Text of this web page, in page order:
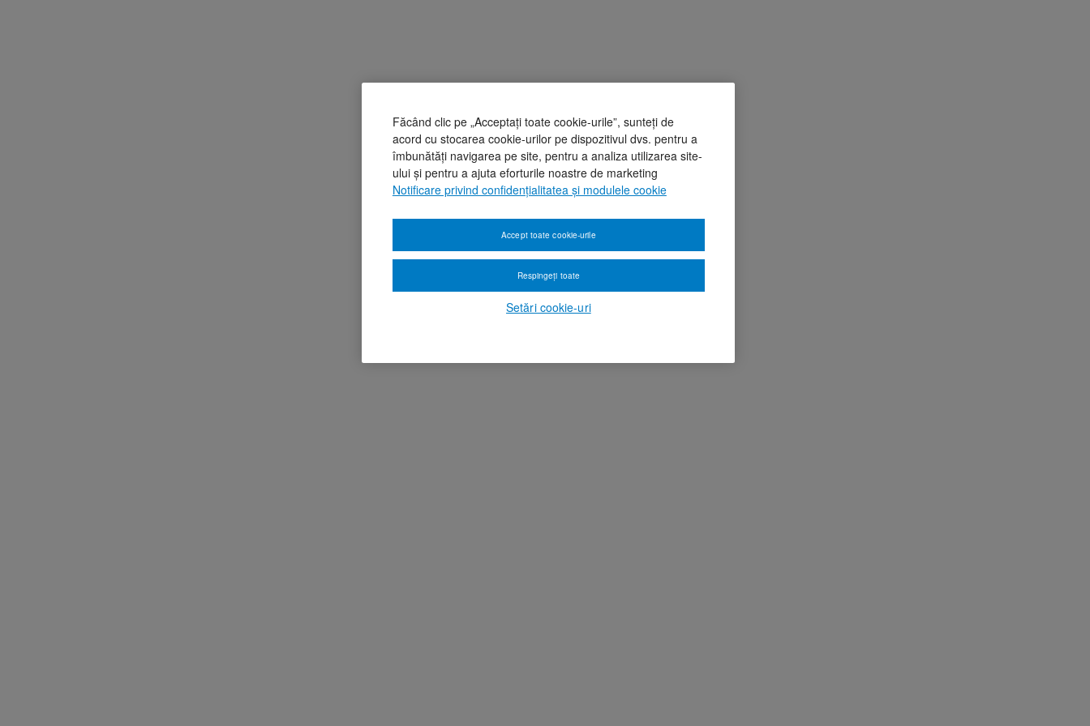
Făcând clic pe „Acceptați toate cookie-urile”, sunteți de
acord cu stocarea cookie-urilor pe dispozitivul dvs. pentru a
îmbunătăți navigarea pe site, pentru a analiza utilizarea site-
ului și pentru a ajuta eforturile noastre de marketing
Notificare privind confidențialitatea și modulele cookie
Setări cookie-uri
Respingeți toate
Accept toate cookie-urile